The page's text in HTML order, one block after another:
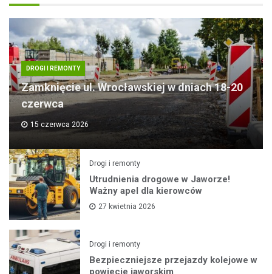
DROGI I REMONTY
Zamknięcie ul. Wrocławskiej w dniach 18-20
czerwca
15 czerwca 2026
Drogi i remonty
Utrudnienia drogowe w Jaworze!
Ważny apel dla kierowców
27 kwietnia 2026
Drogi i remonty
Bezpieczniejsze przejazdy kolejowe w
powiecie jaworskim